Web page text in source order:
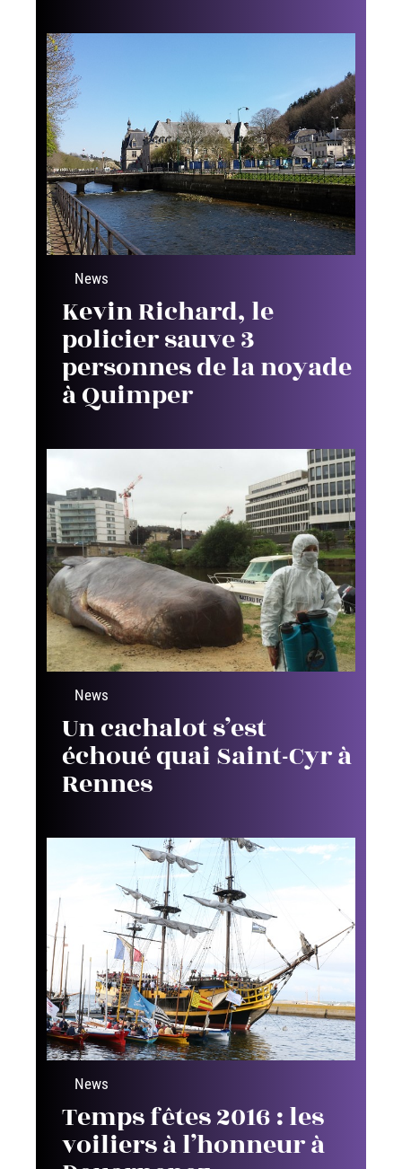
News
Kevin Richard, le
policier sauve 3
personnes de la noyade
à Quimper
News
Un cachalot s’est
échoué quai Saint-Cyr à
Rennes
News
Temps fêtes 2016 : les
voiliers à l’honneur à